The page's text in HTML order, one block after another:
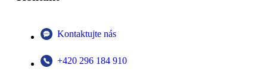
Kontaktujte nás
+420 296 184 910